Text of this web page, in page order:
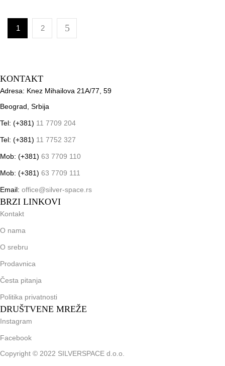
1 2
KONTAKT
Adresa: Knez Mihailova 21A/77, 59
Beograd, Srbija
Tel: (+381) 11 7709 204
Tel: (+381) 11 7752 327
Mob: (+381) 63 7709 110
Mob: (+381) 63 7709 111
Email: office@silver-space.rs
BRZI LINKOVI
Kontakt
O nama
O srebru
Prodavnica
Česta pitanja
Politika privatnosti
DRUŠTVENE MREŽE
Instagram
Facebook
Copyright © 2022 SILVERSPACE d.o.o.